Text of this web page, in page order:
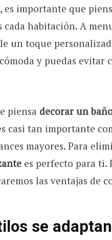
, es importante que
cada habitación. A
un toque
y puedas
piensa decorar un
casi tan importante
mayores. Para
es perfecto para ti.
las ventajas de
se